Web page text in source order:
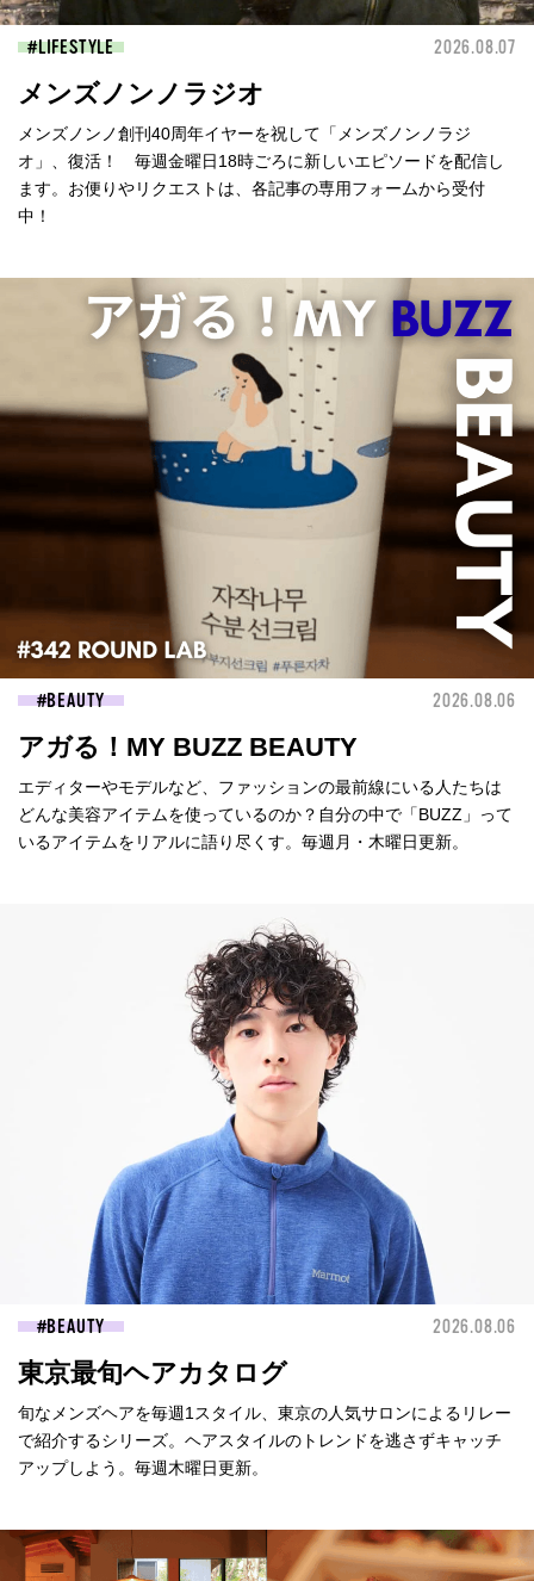
LIFESTYLE 2026.08.07
メンズノンノラジオ
メンズノンノ創刊40周年イヤーを祝して「メンズノンノラジ
オ」、復活！ 毎週金曜日18時ごろに新しいエピソードを配信し
ます。お便りやリクエストは、各記事の専用フォームから受付
中！
BEAUTY 2026.08.06
アガる！MY BUZZ BEAUTY
エディターやモデルなど、ファッションの最前線にいる人たちは
どんな美容アイテムを使っているのか？自分の中で「BUZZ」って
いるアイテムをリアルに語り尽くす。毎週月・木曜日更新。
BEAUTY 2026.08.06
東京最旬ヘアカタログ
旬なメンズヘアを毎週1スタイル、東京の人気サロンによるリレー
で紹介するシリーズ。ヘアスタイルのトレンドを逃さずキャッチ
アップしよう。毎週木曜日更新。